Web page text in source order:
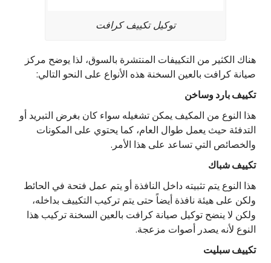
توكيل تكييف كرافت
هناك الكثير من التكييفات المنتشرة بالسوق، لذا يوضح مركز
صيانة كرافت بالعين السخنة هذه الأنواع على النحو التالي:
تكييف بارد وساخن
هذا النوع من المكيف يمكن تشغيله سواء كان بغرض التبريد أو
التدفئة حيث يعمل طوال العام، كما يحتوي على المكونات
والخصائص التي تساعد على هذا الأمر.
تكييف شباك
هذا النوع يتم تثبيته داخل النافذة أو يتم عمل فتحة في الحائط
ولكن على هيئة نافذة أيضاً حتى يتم تركيب التكييف بداخله،
ولكن لا ينضح توكيل صيانة كرافت بالعين السخنة تركيب هذا
النوع لأنه يصدر أصوات مزعجة.
تكييف سبليت